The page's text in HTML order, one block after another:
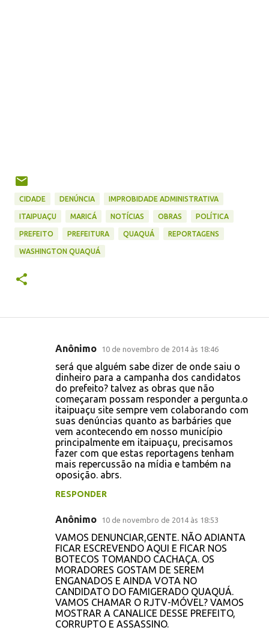
CIDADE DENÚNCIA IMPROBIDADE ADMINISTRATIVA
ITAIPUAÇU MARICÁ NOTÍCIAS OBRAS POLÍTICA
PREFEITO PREFEITURA QUAQUÁ REPORTAGENS
WASHINGTON QUAQUÁ
Anônimo 10 de novembro de 2014 às 18:46
será que alguém sabe dizer de onde saiu o
dinheiro para a campanha dos candidatos
do prefeito? talvez as obras que não
começaram possam responder a pergunta.o
itaipuaçu site sempre vem colaborando com
suas denúncias quanto as barbáries que
vem acontecendo em nosso município
principalmente em itaipuaçu, precisamos
fazer com que estas reportagens tenham
mais repercussão na mídia e também na
oposição. abrs.
RESPONDER
Anônimo 10 de novembro de 2014 às 18:53
VAMOS DENUNCIAR,GENTE. NÃO ADIANTA
FICAR ESCREVENDO AQUI E FICAR NOS
BOTECOS TOMANDO CACHAÇA. OS
MORADORES GOSTAM DE SEREM
ENGANADOS E AINDA VOTA NO
CANDIDATO DO FAMIGERADO QUAQUÁ.
VAMOS CHAMAR O RJTV-MÓVEL? VAMOS
MOSTRAR A CANALICE DESSE PREFEITO,
CORRUPTO E ASSASSINO.